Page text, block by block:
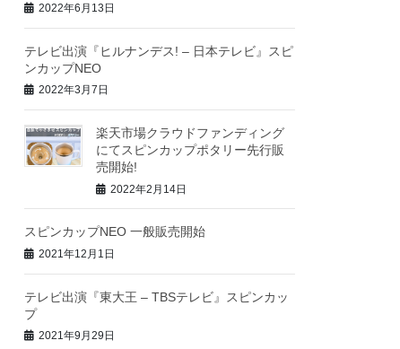
2022年6月13日
テレビ出演『ヒルナンデス! – 日本テレビ』スピ
ンカップNEO
2022年3月7日
楽天市場クラウドファンディング
にてスピンカップポタリー先行販
売開始!
2022年2月14日
スピンカップNEO 一般販売開始
2021年12月1日
テレビ出演『東大王 – TBSテレビ』スピンカッ
プ
2021年9月29日